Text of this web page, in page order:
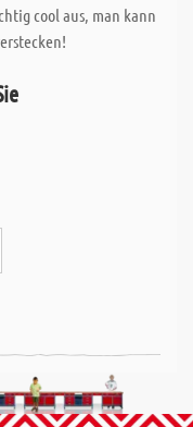
cool aus, man kann